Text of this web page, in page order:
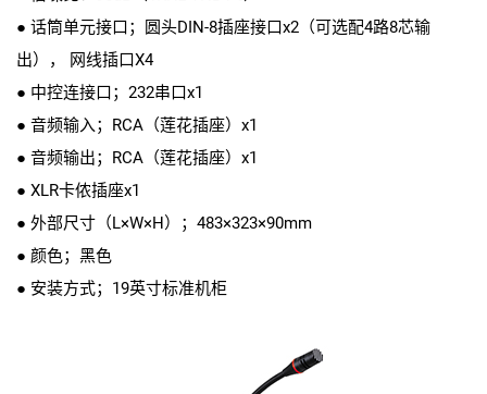
● 话筒单元接口；圆头DIN-8插座接口x2（可选配4路8芯输
出）， 网线插口X4
● 中控连接口；232串口x1
● 音频输入；RCA（莲花插座）x1
● 音频输出；RCA（莲花插座）x1
● XLR卡侬插座x1
● 外部尺寸（L×W×H）；483×323×90mm
● 颜色；黑色
● 安装方式；19英寸标准机柜